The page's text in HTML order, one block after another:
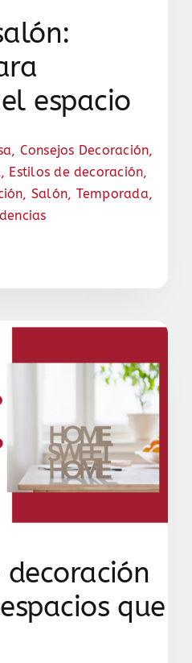
espacio
, Consejos Decoración,
, Estilos de decoración,
, Salón, Temporada,
decoración
que